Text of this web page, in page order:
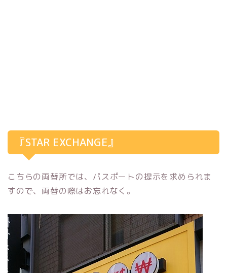
『STAR EXCHANGE』
こちらの両替所では、パスポートの提示を求められま
すので、両替の際はお忘れなく。